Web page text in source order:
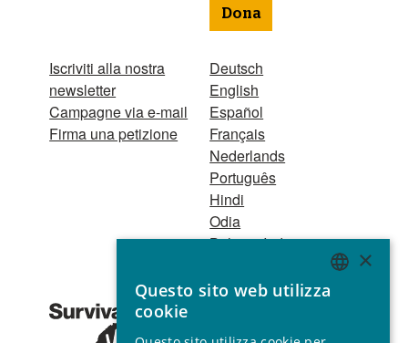
Iscriviti alla nostra
newsletter
Campagne via e-mail
Firma una petizione
Dona
Deutsch
English
Español
Français
Nederlands
Português
Hindi
Odia
Bahasa Indonesia
Registro Persone
1521 Registered
ENGLISH
×
Questo sito web utilizza
cookie